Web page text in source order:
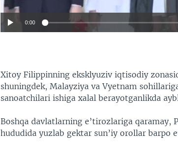
0:00
Xitoy Filippinning eksklyuziv iqtisodiy
shuningdek, Malayziya va Vyetnam
sanoatchilari ishiga xalal berayotganlikda
Boshqa davlatlarning e’tirozlariga qaramay,
hududida yuzlab gektar sun’iy orollar barpo